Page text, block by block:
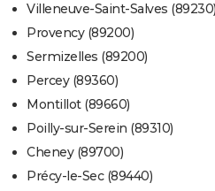
Villeneuve-Saint-Salves (89230)
Provency (89200)
Sermizelles (89200)
Percey (89360)
Montillot (89660)
Poilly-sur-Serein (89310)
Cheney (89700)
Précy-le-Sec (89440)